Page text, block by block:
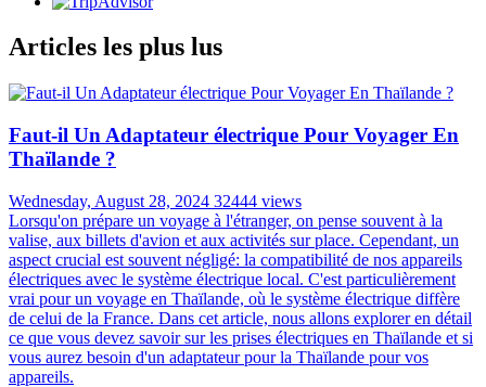
Articles les plus lus
Faut-il Un Adaptateur électrique Pour Voyager En
Thaïlande ?
Wednesday, August 28, 2024 32444 views
Lorsqu'on prépare un voyage à l'étranger, on pense souvent à la
valise, aux billets d'avion et aux activités sur place. Cependant, un
aspect crucial est souvent négligé: la compatibilité de nos appareils
électriques avec le système électrique local. C'est particulièrement
vrai pour un voyage en Thaïlande, où le système électrique diffère
de celui de la France. Dans cet article, nous allons explorer en détail
ce que vous devez savoir sur les prises électriques en Thaïlande et si
vous aurez besoin d'un adaptateur pour la Thaïlande pour vos
appareils.